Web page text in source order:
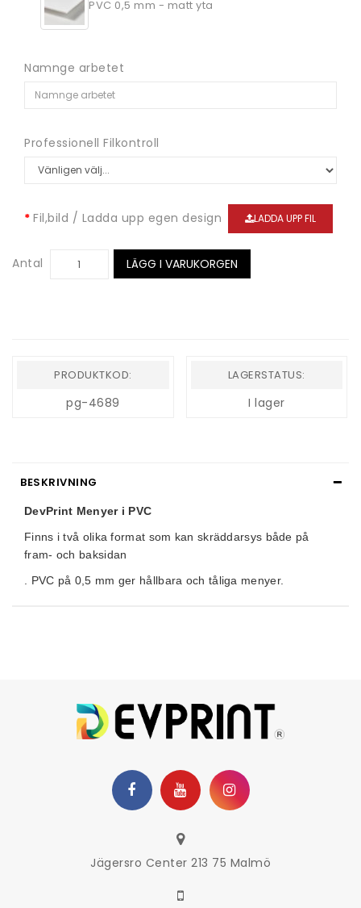
PVC 0,5 mm - matt yta
Namnge arbetet
Professionell Filkontroll
Fil,bild / Ladda upp egen design LADDA UPP FIL
Antal LÄGG I VARUKORGEN
PRODUKTKOD:
pg-4689
LAGERSTATUS:
I lager
BESKRIVNING
DevPrint Menyer i PVC
Finns i två olika format som kan skräddarsys både på
fram- och baksidan
. PVC på 0,5 mm ger hållbara och tåliga menyer.
Jägersro Center 213 75 Malmö